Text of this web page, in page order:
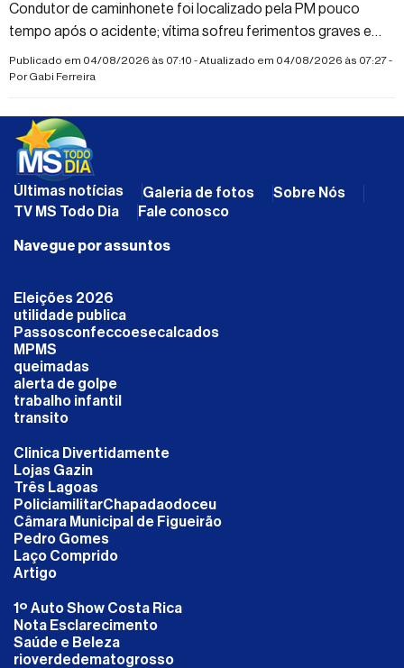
Condutor de caminhonete foi localizado pela PM pouco
tempo após o acidente; vítima sofreu ferimentos graves e
suspeita de fraturas nas duas pernas
Publicado em 04/08/2026 às 07:10 - Atualizado em 04/08/2026 às 07:27 -
PorGabi Ferreira
Últimas notícias Galeria de fotos
Sobre Nós
TV MS Todo Dia
Fale conosco
Navegue por assuntos
Eleições 2026
utilidade publica
Passosconfeccoesecalcados
MPMS
queimadas
alerta de golpe
trabalho infantil
transito
Clinica Divertidamente
Lojas Gazin
Três Lagoas
PoliciamilitarChapadaodoceu
Câmara Municipal de Figueirão
Pedro Gomes
Laço Comprido
Artigo
1º Auto Show Costa Rica
Nota Esclarecimento
Saúde e Beleza
rioverdedematogrosso